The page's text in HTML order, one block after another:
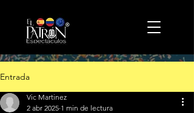
Entrada
Vic Martinez
2 abr 2025 1 min de lectura